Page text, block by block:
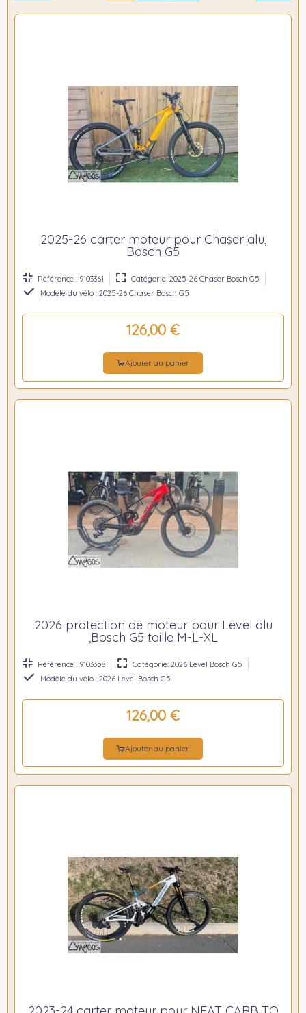
2025-26 carter moteur pour Chaser alu,
Bosch G5
Référence : 9103361
Catégorie: 2025-26 Chaser Bosch G5
Modèle du vélo : 2025-26 Chaser Bosch G5
126,00 €
Ajouter au panier
2026 protection de moteur pour Level alu
,Bosch G5 taille M-L-XL
Référence : 9103358
Catégorie: 2026 Level Bosch G5
Modèle du vélo : 2026 Level Bosch G5
126,00 €
Ajouter au panier